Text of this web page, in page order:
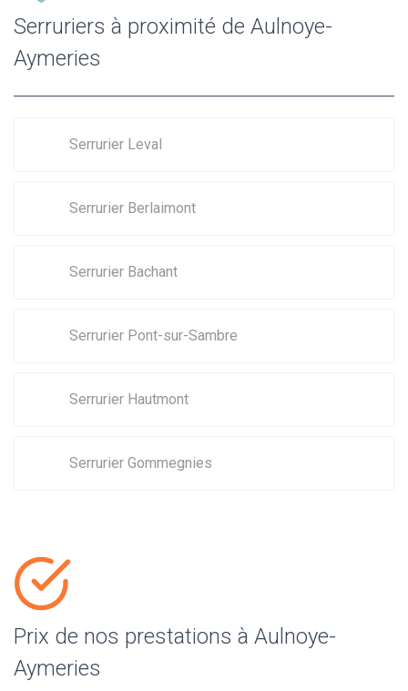
Serruriers à proximité de Aulnoye-
Aymeries
Serrurier Leval
Serrurier Berlaimont
Serrurier Bachant
Serrurier Pont-sur-Sambre
Serrurier Hautmont
Serrurier Gommegnies
Prix de nos prestations à Aulnoye-
Aymeries